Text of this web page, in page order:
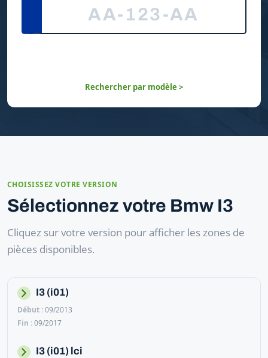
Rechercher par modèle >
CHOISISSEZ VOTRE VERSION
Sélectionnez votre Bmw I3
Cliquez sur votre version pour afficher les zones de
pièces disponibles.
I3 (i01)
09/2013
09/2017
I3 (i01) lci